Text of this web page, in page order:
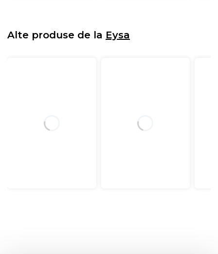
Alte produse de la Eysa